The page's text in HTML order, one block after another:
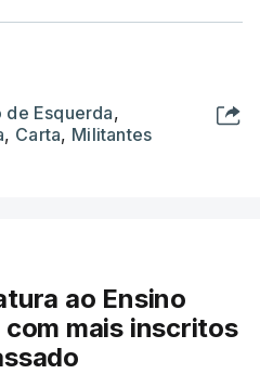
de Esquerda,
, Carta, Militantes
ao Ensino
mais inscritos